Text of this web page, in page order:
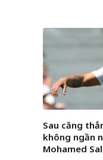
Sau căng
không ngần
Mohamed